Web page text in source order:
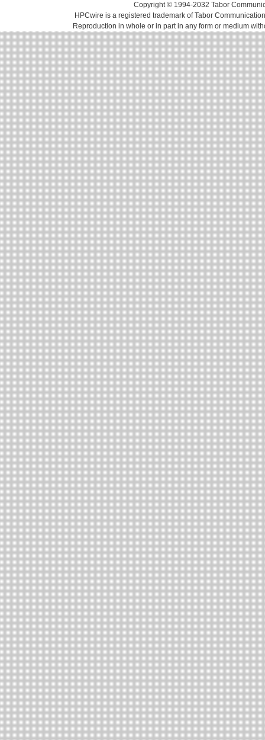
Copyright © 1994-2032 Tabor
HPCwire is a registered trademark of Tabor
Reproduction in whole or in part in any form or medium